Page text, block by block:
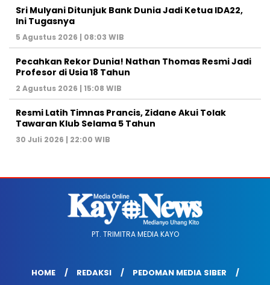
Sri Mulyani Ditunjuk Bank Dunia Jadi Ketua IDA22,
Ini Tugasnya
5 Agustus 2026 | 08:03 WIB
Pecahkan Rekor Dunia! Nathan Thomas Resmi Jadi
Profesor di Usia 18 Tahun
2 Agustus 2026 | 15:08 WIB
Resmi Latih Timnas Prancis, Zidane Akui Tolak
Tawaran Klub Selama 5 Tahun
30 Juli 2026 | 22:00 WIB
PT. TRIMITRA MEDIA KAYO
HOME REDAKSI
PEDOMAN MEDIA SIBER